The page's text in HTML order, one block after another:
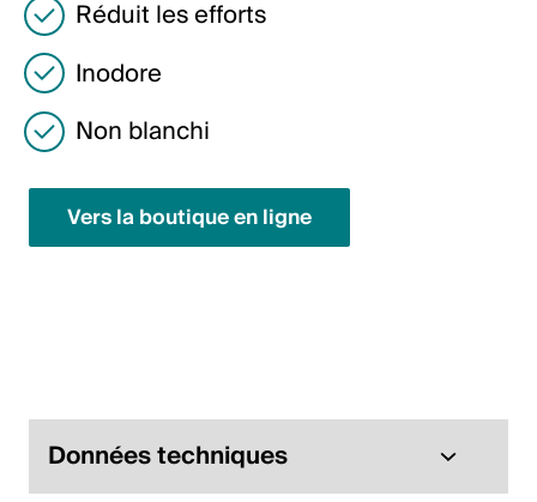
Pologne
Polski
Réduit les efforts
Inodore
Non blanchi
Vers la boutique en ligne
Données techniques